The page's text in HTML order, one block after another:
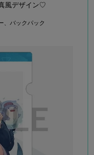
風デザイン♡
、バックパック